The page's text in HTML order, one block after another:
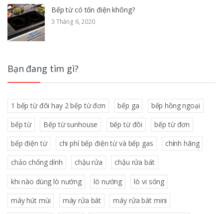
Bếp từ có tốn điện không?
3 Tháng 6, 2020
Bạn đang tìm gì?
1 bếp từ đôi hay 2 bếp từ đơn bếp ga bếp hồng ngoại
bếp từ Bếp từ sunhouse bếp từ đôi bếp từ đơn
bếp điện từ chi phí bếp điện từ và bếp gas chính hãng
chảo chống dính chậu rửa chậu rửa bát
khi nào dùng lò nướng lò nướng lò vi sóng
máy hút mùi máy rửa bát máy rửa bát mini